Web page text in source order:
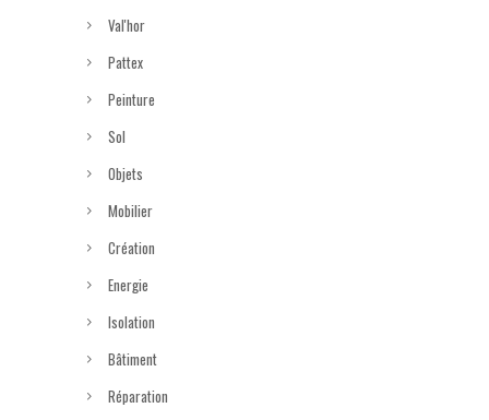
Val'hor
Pattex
Peinture
Sol
Objets
Mobilier
Création
Energie
Isolation
Bâtiment
Réparation